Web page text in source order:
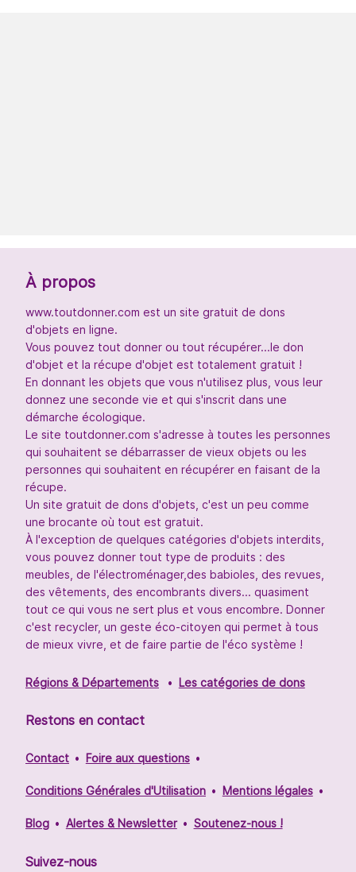
À propos
www.toutdonner.com est un site gratuit de dons
d'objets en ligne.
Vous pouvez tout donner ou tout récupérer...le don
d'objet et la récupe d'objet est totalement gratuit !
En donnant les objets que vous n'utilisez plus, vous leur
donnez une seconde vie et qui s'inscrit dans une
démarche écologique.
Le site toutdonner.com s'adresse à toutes les personnes
qui souhaitent se débarrasser de vieux objets ou les
personnes qui souhaitent en récupérer en faisant de la
récupe.
Un site gratuit de dons d'objets, c'est un peu comme
une brocante où tout est gratuit.
À l'exception de quelques catégories d'objets interdits,
vous pouvez donner tout type de produits : des
meubles, de l'électroménager,des babioles, des revues,
des vêtements, des encombrants divers... quasiment
tout ce qui vous ne sert plus et vous encombre. Donner
c'est recycler, un geste éco-citoyen qui permet à tous
de mieux vivre, et de faire partie de l'éco système !
Régions & Départements Les catégories de dons
Restons en contact
Contact Foire aux questions
Conditions Générales d'Utilisation Mentions légales
Blog Alertes & Newsletter Soutenez-nous !
Suivez-nous